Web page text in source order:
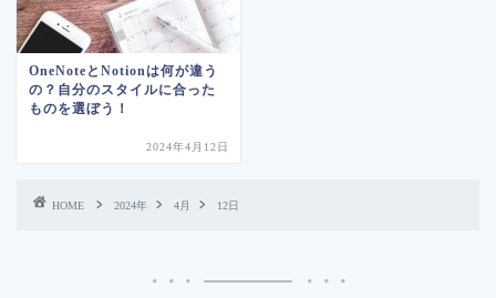
OneNoteとNotionは何が違う
の？自分のスタイルに合った
ものを選ぼう！
2024年4月12日
HOME 2024年 4月 12日